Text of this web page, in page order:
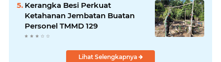
Kerangka Besi Perkuat
Ketahanan Jembatan Buatan
Personel TMMD 129
Lihat Selengkapnya